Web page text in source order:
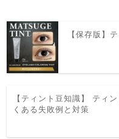
【保存版】
【ティント豆知識】 ティ
くある失敗例と対策